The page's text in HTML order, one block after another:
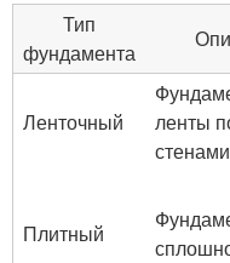
Тип
фундамента
Ленточный
ленты
стенами
Плитный